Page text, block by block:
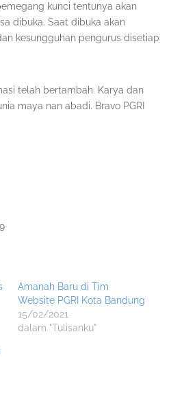
kunci tentunya akan
dibuka. Saat dibuka akan
kesungguhan pengurus disetiap
telah bertambah. Karya dan
maya nan abadi. Bravo PGRI
Amanah Baru di Tim
Website PGRI Kota Bandung
15/02/2021
dalam "Tulisanku"